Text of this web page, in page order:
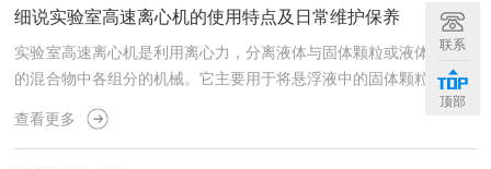
也不同，具体的差别要详细咨询产品销售人员和生产厂的有关技术人
员，所以在转速的选择上要慎重，所选择离心机的最大转速要高于...
细说实验室高速离心机的使用特点及日常维护保养
实验室高速离心机是利用离心力，分离液体与固体颗粒或液体与液体
的混合物中各组分的机械。它主要用于将悬浮液中的固体颗粒与液体
分开，或将乳浊液中两种密度不同，又互不相溶的液体分开；它也可
用于排除湿固体中的液体，例如用洗衣机甩干湿衣服；特殊的超速管
查看更多
联系
顶部